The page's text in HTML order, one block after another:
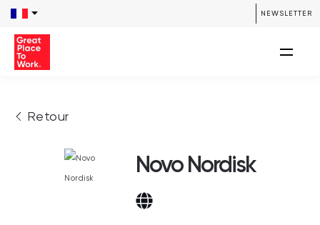
NEWSLETTER
Retour
Novo Nordisk